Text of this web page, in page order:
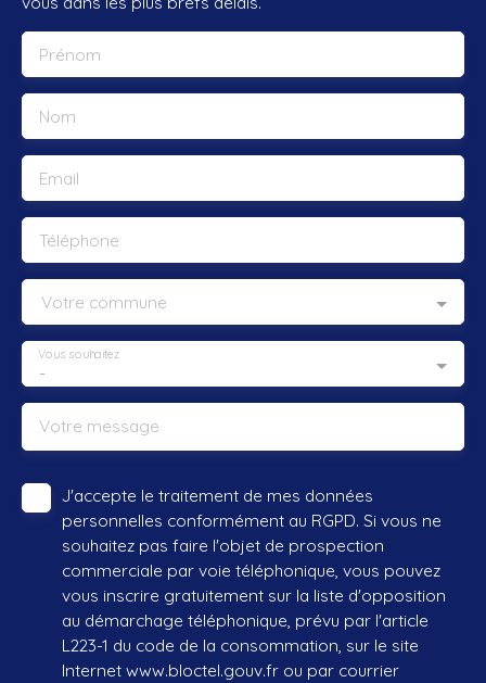
Prénom
Nom
Email
Téléphone
Votre commune
-
Vous souhaitez
Votre message
J'accepte le traitement de mes données
personnelles conformément au RGPD. Si vous ne
souhaitez pas faire l'objet de prospection
commerciale par voie téléphonique, vous pouvez
vous inscrire gratuitement sur la liste d'opposition
au démarchage téléphonique, prévu par l'article
L223-1 du code de la consommation, sur le site
Internet www.bloctel.gouv.fr ou par courrier